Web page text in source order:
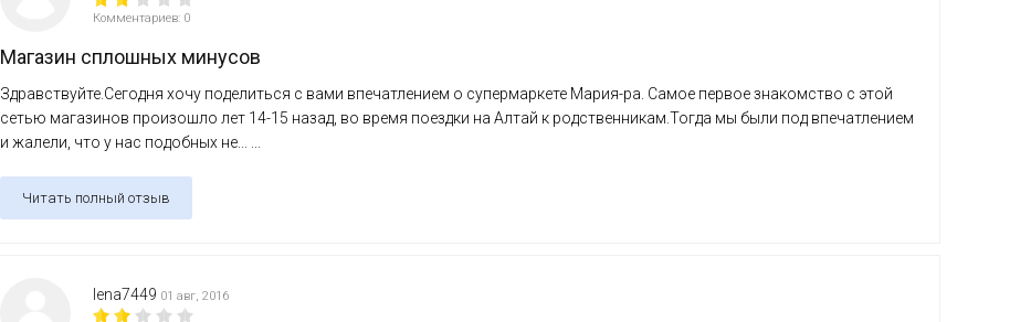
Комментариев: 0
Магазин сплошных минусов
Здравствуйте.Сегодня хочу поделиться с вами впечатлением о супермаркете Мария-ра. Самое первое знакомство с этой
сетью магазинов произошло лет 14-15 назад, во время поездки на Алтай к родственникам.Тогда мы были под впечатлением
и жалели, что у нас подобных не... ...
Читать полный отзыв
lena7449 01 авг, 2016